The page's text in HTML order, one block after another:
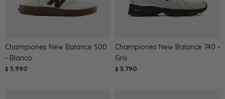
Championes New Balance 500
- Blanco
$ 5.990
Championes New Balance 740 -
Gris
$ 5.790